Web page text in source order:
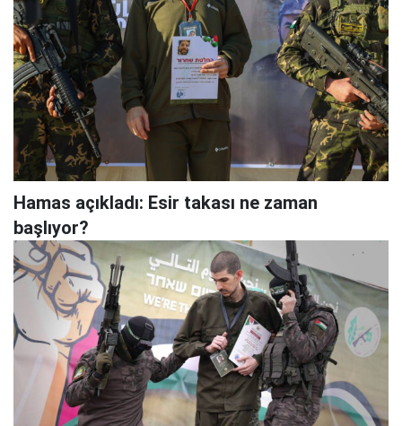
Hamas açıkladı: Esir takası ne zaman
başlıyor?